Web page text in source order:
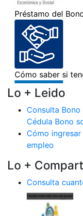
Lo + Leido
Consulta
Cédula Bono
Cómo
empleo
Lo +
Consulta